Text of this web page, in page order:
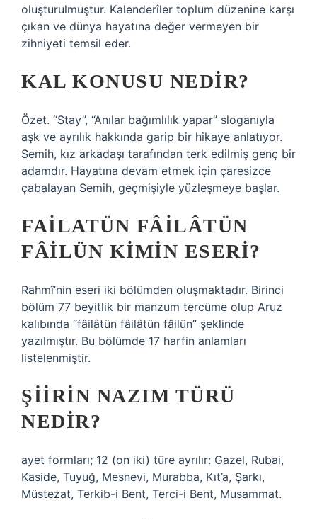
oluşturulmuştur. Kalenderîler toplum düzenine karşı
çıkan ve dünya hayatına değer vermeyen bir
zihniyeti temsil eder.
KAL KONUSU NEDIR?
Özet. “Stay”, “Anılar bağımlılık yapar” sloganıyla
aşk ve ayrılık hakkında garip bir hikaye anlatıyor.
Semih, kız arkadaşı tarafından terk edilmiş genç bir
adamdır. Hayatına devam etmek için çaresizce
çabalayan Semih, geçmişiyle yüzleşmeye başlar.
FAILATÜN FÂILÂTÜN
FÂILÜN KIMIN ESERI?
Rahmî’nin eseri iki bölümden oluşmaktadır. Birinci
bölüm 77 beyitlik bir manzum tercüme olup Aruz
kalıbında “fâilâtün fâilâtün fâilün” şeklinde
yazılmıştır. Bu bölümde 17 harfin anlamları
listelenmiştir.
ŞIIRIN NAZIM TÜRÜ
NEDIR?
ayet formları; 12 (on iki) türe ayrılır: Gazel, Rubai,
Kaside, Tuyuğ, Mesnevi, Murabba, Kıt’a, Şarkı,
Müstezat, Terkib-i Bent, Terci-i Bent, Musammat.